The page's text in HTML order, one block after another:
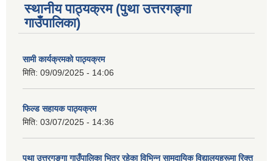
स्थानीय पाठ्यक्रम (पुथा उत्तरगङ्गा
गाउँपालिका)
सामी कार्यक्रमको पाठ्यक्रम
मिति: 09/09/2025 - 14:06
फिल्ड सहायक पाठ्यक्रम
मिति: 03/07/2025 - 14:36
पुथा उत्तरगङ्गा गाउँपालिका भित्र रहेका विभिन्न सामुदायिक विद्यालयहरूमा रिक्त